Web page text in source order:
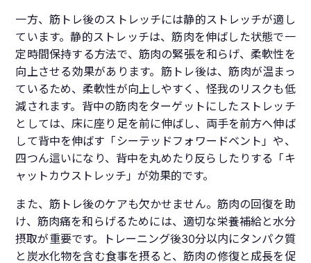
一方、筋トレ後のストレッチには静的ストレッチが適し
ています。静的ストレッチは、筋肉を伸ばした状態で一
定時間保持する方法で、筋肉の緊張を和らげ、柔軟性を
向上させる効果があります。筋トレ後は、筋肉が温まっ
ているため、柔軟性が向上しやすく、怪我のリスクも低
減されます。背中の筋肉をターゲットにしたストレッチ
としては、床に座り足を前に伸ばし、両手を前方へ伸ば
して背中を伸ばす「シーテッドフォワードベント」や、
四つん這いになり、背中を丸めたり反らしたりする「キ
ャットカウストレッチ」が効果的です。
また、筋トレ後のケアも欠かせません。筋肉の回復を助
け、筋肉痛を和らげるためには、適切な栄養補給と水分
摂取が重要です。トレーニング後30分以内にタンパク質
と炭水化物を含む食事を摂ると、筋肉の修復と成長を促